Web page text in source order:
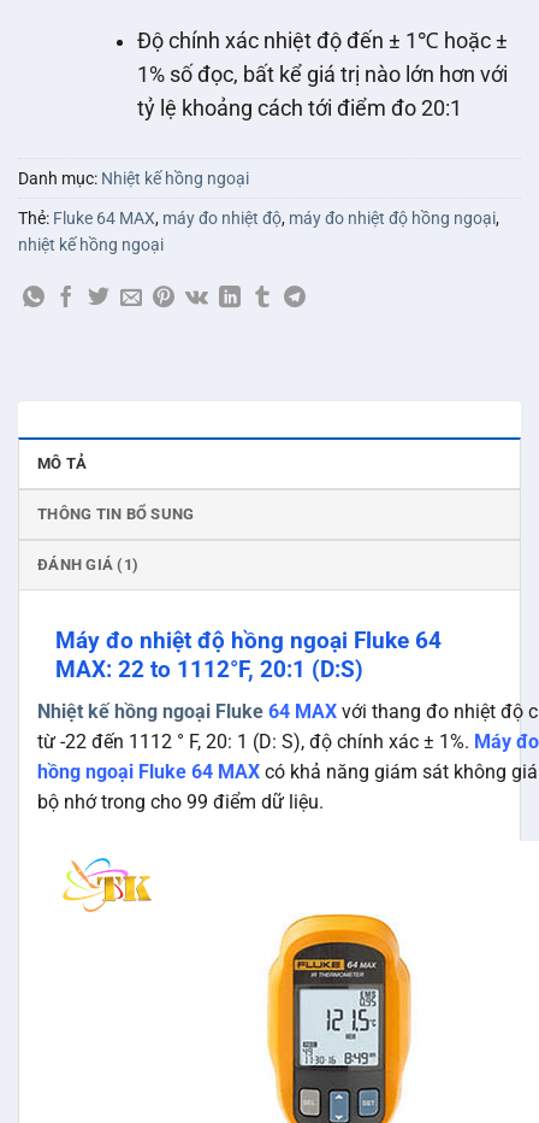
Độ chính xác nhiệt độ đến ± 1℃ hoặc ±
1% số đọc, bất kể giá trị nào lớn hơn với
tỷ lệ khoảng cách tới điểm đo 20:1
Danh mục: Nhiệt kế hồng ngoại
Thẻ: Fluke 64 MAX, máy đo nhiệt độ, máy đo nhiệt độ hồng ngoại,
nhiệt kế hồng ngoại
MÔ TẢ
THÔNG TIN BỔ SUNG
ĐÁNH GIÁ (1)
Máy đo nhiệt độ hồng ngoại Fluke 64
MAX: 22 to 1112°F, 20:1 (D:S)
Nhiệt kế hồng ngoại Fluke 64 MAX với thang đo nhiệt độ
từ -22 đến 1112 ° F, 20: 1 (D: S), độ chính xác ± 1%. Máy
hồng ngoại Fluke 64 MAX có khả năng giám sát không
bộ nhớ trong cho 99 điểm dữ liệu.